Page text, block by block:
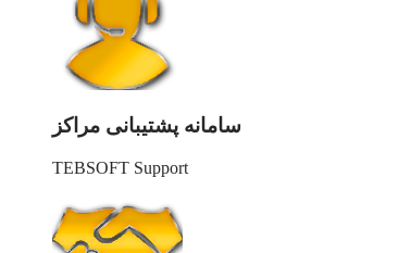
سامانه پشتیبانی مراکز
TEBSOFT Support